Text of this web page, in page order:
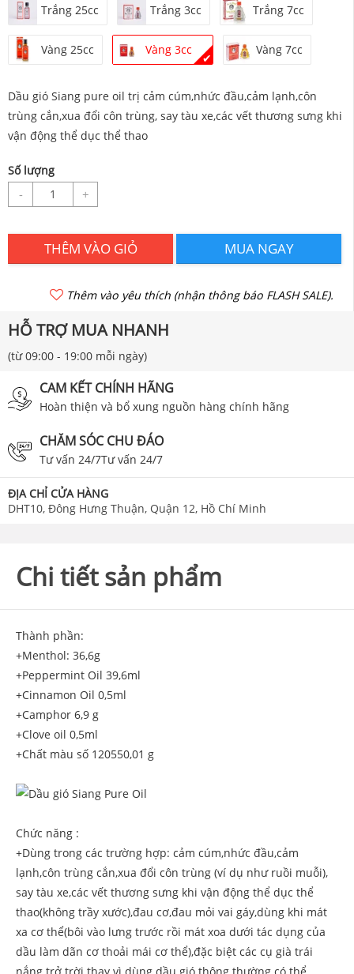
Trắng 25cc
Trắng 3cc Trắng 7cc
Vàng 25cc Vàng 3cc
✔
Vàng 7cc
Dầu gió Siang pure oil trị cảm cúm,nhức đầu,cảm lạnh,côn
trùng cắn,xua đổi côn trùng, say tàu xe,các vết thương sưng khi
vận động thể dục thể thao
Số lượng
- +
THÊM VÀO GIỎ MUA NGAY
Thêm vào yêu thích (nhận thông báo FLASH SALE).
HỖ TRỢ MUA NHANH
(từ 09:00 - 19:00 mỗi ngày)
CAM KẾT CHÍNH HÃNG
Hoàn thiện và bổ xung nguồn hàng chính hãng
CHĂM SÓC CHU ĐÁO
Tư vấn 24/7Tư vấn 24/7
ĐỊA CHỈ CỬA HÀNG
DHT10, Đông Hưng Thuận, Quận 12, Hồ Chí Minh
Chi tiết sản phẩm
Thành phần:
+Menthol: 36,6g
+Peppermint Oil 39,6ml
+Cinnamon Oil 0,5ml
+Camphor 6,9 g
+Clove oil 0,5ml
+Chất màu số 120550,01 g
Chức năng :
+Dùng trong các trường hợp: cảm cúm,nhức đầu,cảm
lạnh,côn trùng cắn,xua đổi côn trùng (ví dụ như ruồi muỗi),
say tàu xe,các vết thương sưng khi vận động thể dục thể
thao(không trầy xước),đau cơ,đau mỏi vai gáy,dùng khi mát
xa cơ thể(bôi vào lưng trước rồi mát xoa dưới tác dụng của
dầu làm dãn cơ thoải mái cơ thể),đặc biệt các cụ già trái